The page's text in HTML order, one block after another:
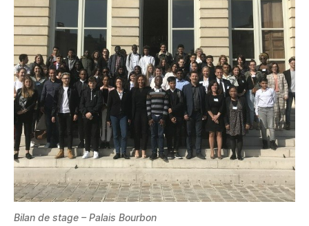
Bilan de stage – Palais Bourbon